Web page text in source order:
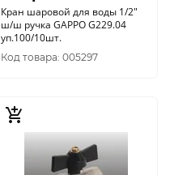
Кран шаровой для воды 1/2"
ш/ш ручка GAPPO G229.04
уп.100/10шт.
Код товара: 005297